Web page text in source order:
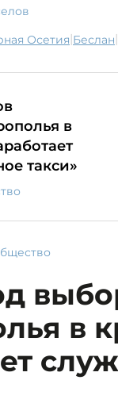
Осетия| Беслан|
в
такси»
в